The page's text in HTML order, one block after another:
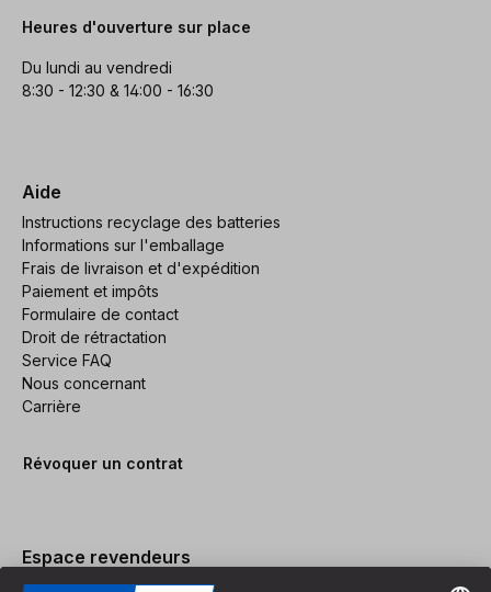
Heures d'ouverture sur place
Du lundi au vendredi
8:30 - 12:30 & 14:00 - 16:30
Aide
Instructions recyclage des batteries
Informations sur l'emballage
Frais de livraison et d'expédition
Paiement et impôts
Formulaire de contact
Droit de rétractation
Service FAQ
Nous concernant
Carrière
Révoquer un contrat
Espace revendeurs
Devenir revendeur